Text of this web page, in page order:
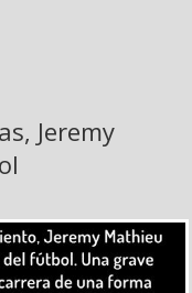
Jeremy